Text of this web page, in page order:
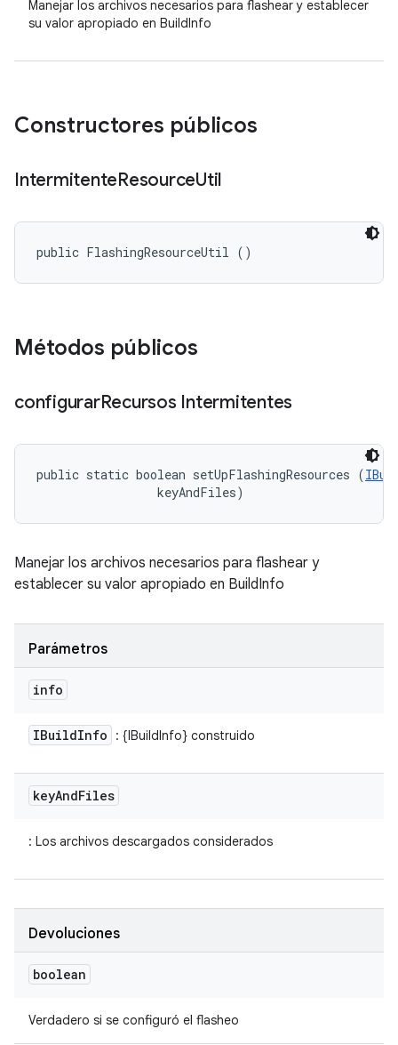
Manejar los archivos necesarios para flashear y establecer
su valor apropiado en BuildInfo
Constructores públicos
IntermitenteResourceUtil
public FlashingResourceUtil ()
Métodos públicos
configurarRecursos Intermitentes
public static boolean setUpFlashingResources (
keyAndFiles)
Manejar los archivos necesarios para flashear y
establecer su valor apropiado en BuildInfo
Parámetros
info
IBuildInfo : {IBuildInfo} construido
keyAndFiles
: Los archivos descargados considerados
Devoluciones
boolean
Verdadero si se configuró el flasheo